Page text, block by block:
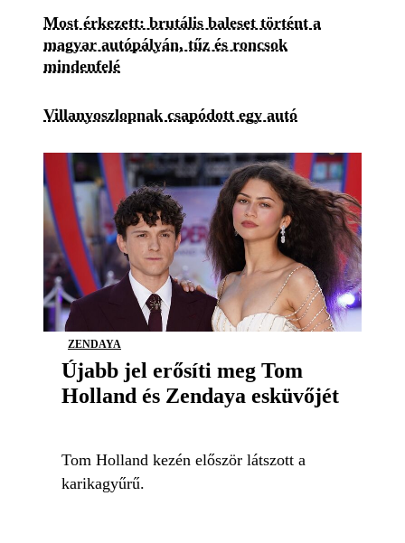
Most érkezett: brutális baleset történt a
magyar autópályán, tűz és roncsok
mindenfelé
Villanyoszlopnak csapódott egy autó
ZENDAYA
Újabb jel erősíti meg Tom
Holland és Zendaya esküvőjét
Tom Holland kezén először látszott a
karikagyűrű.